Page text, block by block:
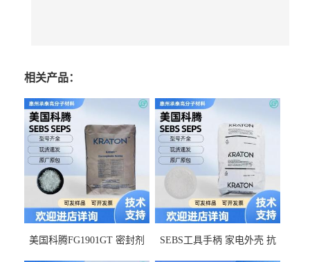
相关产品：
美国科腾FG1901GT 密封剂
SEBS工具手柄 家电外壳 抗